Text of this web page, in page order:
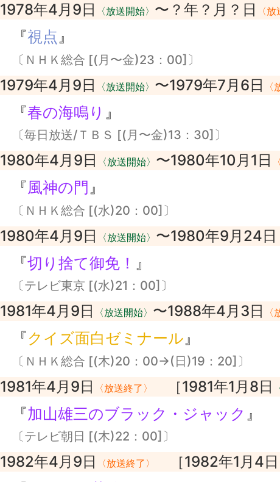
1978年4月9日 〈放送開始〉 〜？年？月？日 〈
『視点』
〔ＮＨＫ総合 [(月〜金)23：00]〕
1979年4月9日 〈放送開始〉 〜1979年7月6日 〈
『春の海鳴り 』
〔毎日放送/ＴＢＳ [(月〜金)13：30]〕
1980年4月9日 〈放送開始〉 〜1980年10月1日
『風神の門』
〔ＮＨＫ総合 [(水)20：00]〕
1980年4月9日 〈放送開始〉 〜1980年9月24日
『切り捨て御免！ 』
〔テレビ東京 [(水)21：00]〕
1981年4月9日 〈放送開始〉 〜1988年4月3日 〈
『クイズ面白ゼミナール』
〔ＮＨＫ総合 [(木)20：00→(日)19：20]〕
1981年4月9日 〈放送終了〉 ［1981年1月8日
『加山雄三のブラック・ジャック 』
〔テレビ朝日 [(木)22：00]〕
1982年4月9日 〈放送終了〉 ［1982年1月4日